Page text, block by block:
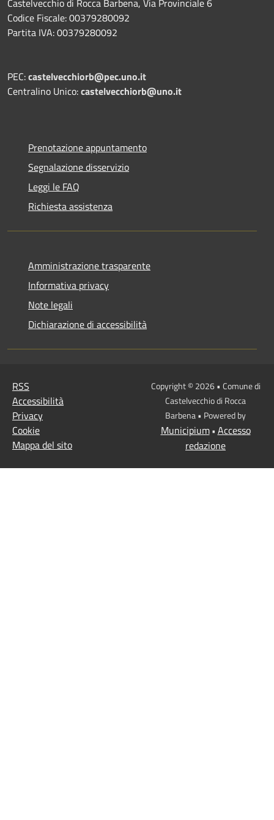
Codice Fiscale: 00379280092
Partita IVA: 00379280092
PEC:castelvecchiorb@pec.uno.it
Centralino Unico:castelvecchiorb@uno.it
Prenotazione appuntamento
Segnalazione disservizio
Leggi le FAQ
Richiesta assistenza
Amministrazione trasparente
Informativa privacy
Note legali
Dichiarazione di accessibilità
RSS
Accessibilità
Privacy
Cookie
Mappa del sito
Copyright © 2026 • Comune di
Castelvecchio di Rocca
Barbena • Powered by
Municipium• Accesso
redazione